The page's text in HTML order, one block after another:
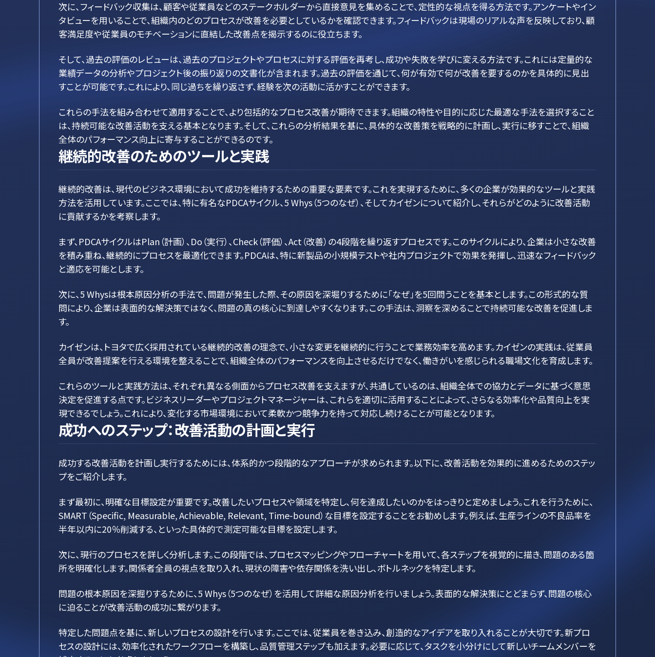
次に、フィードバック収集は、顧客や従業員などのステークホルダーから直接意見を集めることで、定性的な視点を得る方法です。アンケートやイン
タビューを用いることで、組織内のどのプロセスが改善を必要としているかを確認できます。フィードバックは現場のリアルな声を反映しており、顧
客満足度や従業員のモチベーションに直結した改善点を揭示するのに役立ちます。
そして、過去の評価のレビューは、過去のプロジェクトやプロセスに対する評価を再考し、成功や失敗を学びに変える方法です。これには定量的な
業績データの分析やプロジェクト後の振り返りの文書化が含まれます。過去の評価を通じて、何が有効で何が改善を要するのかを具体的に見出
すことが可能です。これにより、同じ過ちを繰り返さず、経験を次の活動に活かすことができます。
これらの手法を組み合わせて適用することで、より包括的なプロセス改善が期待できます。組織の特性や目的に応じた最適な手法を選択すること
は、持続可能な改善活動を支える基本となります。そして、これらの分析結果を基に、具体的な改善策を戦略的に計画し、実行に移すことで、組織
全体のパフォーマンス向上に寄与することができるのです。
継続的改善のためのツールと実践
継続的改善は、現代のビジネス環境において成功を維持するための重要な要素です。これを実現するために、多くの企業が効果的なツールと実践
方法を活用しています。ここでは、特に有名なPDCAサイクル、5 Whys（5つのなぜ）、そしてカイゼンについて紹介し、それらがどのように改善活動
に貢献するかを考察します。
まず、PDCAサイクルはPlan（計画）、Do（実行）、Check（評価）、Act（改善）の4段階を繰り返すプロセスです。このサイクルにより、企業は小さな改善
を積み重ね、継続的にプロセスを最適化できます。PDCAは、特に新製品の小規模テストや社内プロジェクトで効果を発揮し、迅速なフィードバック
と適応を可能とします。
次に、5 Whysは根本原因分析の手法で、問題が発生した際、その原因を深堀りするために「なぜ」を5回問うことを基本とします。この形式的な質
問により、企業は表面的な解決策ではなく、問題の真の核心に到達しやすくなります。この手法は、洞察を深めることで持続可能な改善を促進しま
す。
カイゼンは、トヨタで広く採用されている継続的改善の理念で、小さな変更を継続的に行うことで業務効率を高めます。カイゼンの実践は、従業員
全員が改善提案を行える環境を整えることで、組織全体のパフォーマンスを向上させるだけでなく、働きがいを感じられる職場文化を育成します。
これらのツールと実践方法は、それぞれ異なる側面からプロセス改善を支えますが、共通しているのは、組織全体での協力とデータに基づく意思
決定を促進する点です。ビジネスリーダーやプロジェクトマネージャーは、これらを適切に活用することによって、さらなる効率化や品質向上を実
現できるでしょう。これにより、変化する市場環境において柔軟かつ競争力を持って対応し続けることが可能となります。
成功へのステップ：改善活動の計画と実行
成功する改善活動を計画し実行するためには、体系的かつ段階的なアプローチが求められます。以下に、改善活動を効果的に進めるためのステッ
プをご紹介します。
まず最初に、明確な目標設定が重要です。改善したいプロセスや領域を特定し、何を達成したいのかをはっきりと定めましょう。これを行うために、
SMART（Specific, Measurable, Achievable, Relevant, Time-bound）な目標を設定することをお勧めします。例えば、生産ラインの不良品率を
半年以内に20％削減する、といった具体的で測定可能な目標を設定します。
次に、現行のプロセスを詳しく分析します。この段階では、プロセスマッピングやフローチャートを用いて、各ステップを視覚的に描き、問題のある箇
所を明確化します。関係者全員の視点を取り入れ、現状の障害や依存関係を洗い出し、ボトルネックを特定します。
問題の根本原因を深掘りするために、5 Whys（5つのなぜ）を活用して詳細な原因分析を行いましょう。表面的な解決策にとどまらず、問題の核心
に迫ることが改善活動の成功に繋がります。
特定した問題点を基に、新しいプロセスの設計を行います。ここでは、従業員を巻き込み、創造的なアイデアを取り入れることが大切です。新プロ
セスの設計には、効率化されたワークフローを構築し、品質管理ステップも加えます。必要に応じて、タスクを小分けにして新しいチームメンバーを